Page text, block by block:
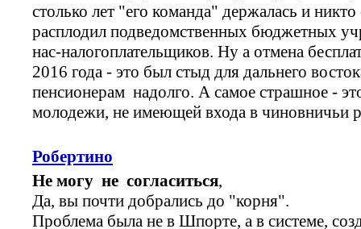
столько лет "его команда" держалась и
расплодил подведомственных бюджетных
нас-налогоплательщиков. Ну а отмена
2016 года - это был стыд для дальнего
пенсионерам надолго. А самое страшное -
молодежи, не имеющей входа в чиновничьи
Робертино
Не могу не согласиться,
Да, вы почти добрались до "корня".
Проблема была не в Шпорте, а в системе,